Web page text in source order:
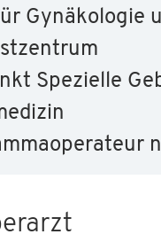
Gynäkologie
Spezielle